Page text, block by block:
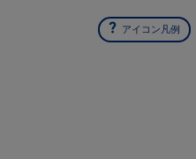
アイコン凡例